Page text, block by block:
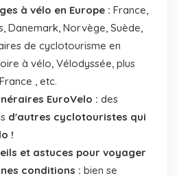
à vélo en Europe : France,
Danemark, Norvège, Suède,
de cyclotourisme en
à vélo, Vélodyssée, plus
, etc.
EuroVelo : des
d'autres cyclotouristes qui
!
et astuces pour voyager
conditions : bien se